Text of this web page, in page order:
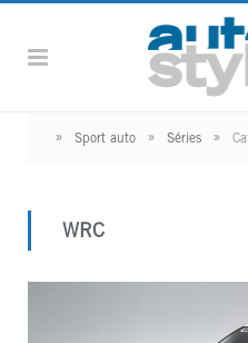
» Sport auto » Séries »
WRC